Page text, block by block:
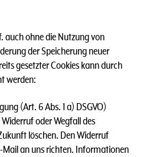
auch ohne die Nutzung von
der Speicherung neuer
gesetzter Cookies kann durch
werden:
(Art. 6 Abs. 1 a) DSGVO)
oder Wegfall des
löschen. Den Widerruf
Mail an uns richten. Informationen